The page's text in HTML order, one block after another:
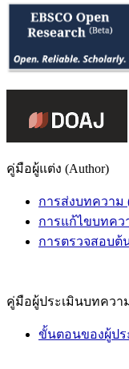
คู่มือผู้แต่ง (Author)
การส่งบทความ
การแก้ไขบทคว
การตรวจสอบต้
คู่มือผู้ประเมินบทความ
ขั้นตอนของผู้ปร